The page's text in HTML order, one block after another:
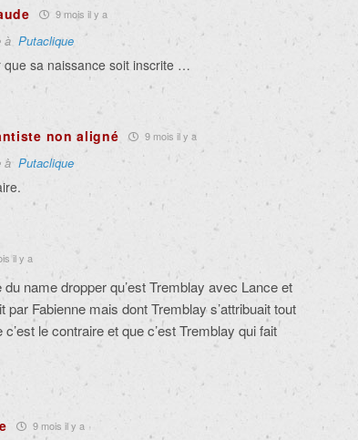
9 mois il y a
à Putaclique
que sa naissance soit inscrite …
non aligné 9 mois il y a
à Putaclique
il y a
du name dropper qu’est Tremblay avec Lance et
par Fabienne mais dont Tremblay s’attribuait tout
le contraire et que c’est Tremblay qui fait
9 mois il y a